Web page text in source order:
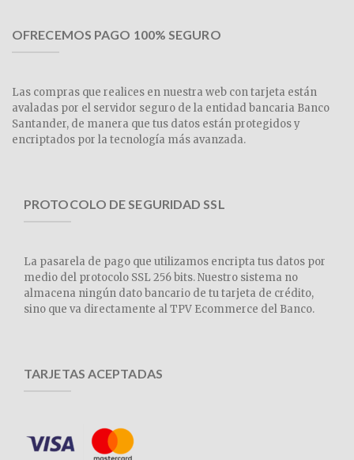
OFRECEMOS PAGO 100% SEGURO
Las compras que realices en nuestra web con tarjeta están
avaladas por el servidor seguro de la entidad bancaria Banco
Santander, de manera que tus datos están protegidos y
encriptados por la tecnología más avanzada.
PROTOCOLO DE SEGURIDAD SSL
La pasarela de pago que utilizamos encripta tus datos por
medio del protocolo SSL 256 bits. Nuestro sistema no
almacena ningún dato bancario de tu tarjeta de crédito,
sino que va directamente al TPV Ecommerce del Banco.
TARJETAS ACEPTADAS